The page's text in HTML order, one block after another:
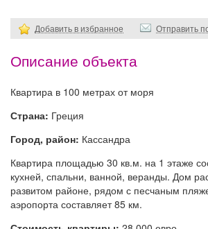
Добавить в избранное Отправить
Описание объекта
Квартира в 100 метрах от моря
Страна: Греция
Город, район: Кассандра
Квартира площадью 30 кв.м. на 1 этаже
кухней, спальни, ванной, веранды. Дом
развитом районе, рядом с песчаным
аэропорта составляет 85 км.